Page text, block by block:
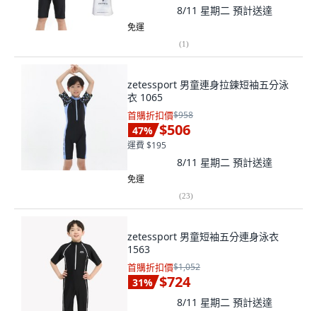
8/11 星期二 預計送達
免運
(1)
zetessport 男童連身拉鍊短袖五分泳
衣 1065
首購折扣價$958
47% $506
運費 $195
8/11 星期二 預計送達
免運
(23)
zetessport 男童短袖五分連身泳衣
1563
首購折扣價$1,052
31% $724
8/11 星期二 預計送達